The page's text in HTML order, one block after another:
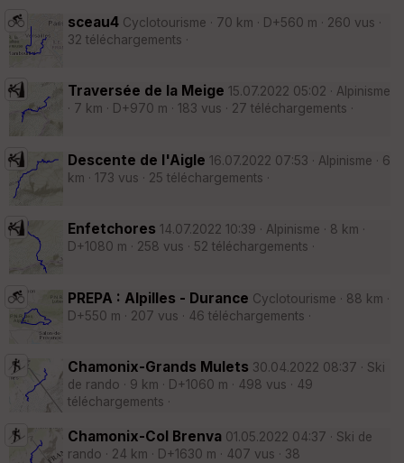
sceau4 Cyclotourisme · 70 km · D+560 m · 260 vus ·
32 téléchargements ·
Traversée de la Meige 15.07.2022 05:02 · Alpinisme
· 7 km · D+970 m · 183 vus · 27 téléchargements ·
Descente de l'Aigle 16.07.2022 07:53 · Alpinisme · 6
km · 173 vus · 25 téléchargements ·
Enfetchores 14.07.2022 10:39 · Alpinisme · 8 km ·
D+1080 m · 258 vus · 52 téléchargements ·
PREPA : Alpilles - Durance Cyclotourisme · 88 km ·
D+550 m · 207 vus · 46 téléchargements ·
Chamonix-Grands Mulets 30.04.2022 08:37 · Ski
de rando · 9 km · D+1060 m · 498 vus · 49
téléchargements ·
Chamonix-Col Brenva 01.05.2022 04:37 · Ski de
rando · 24 km · D+1630 m · 407 vus · 38